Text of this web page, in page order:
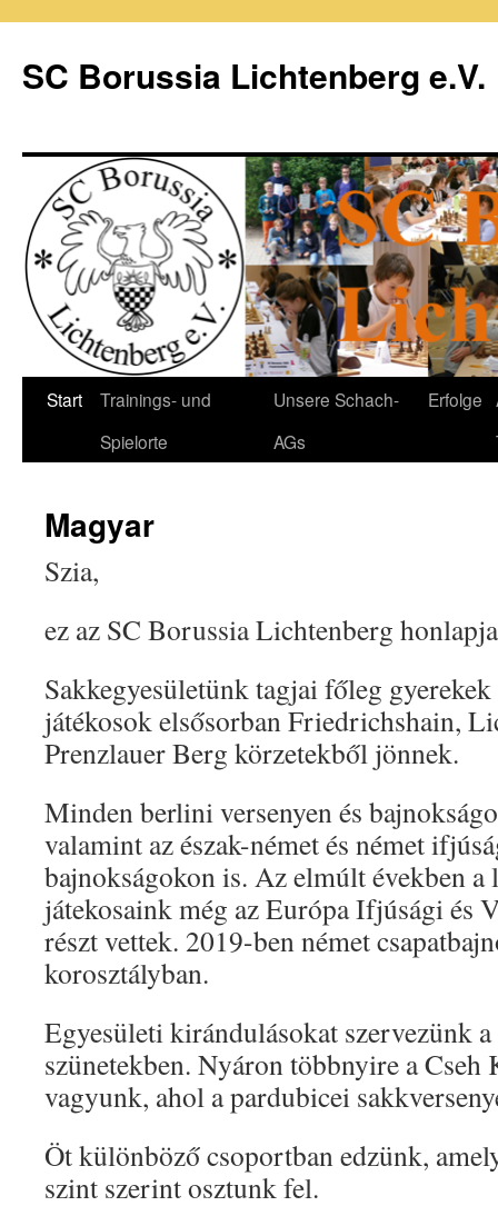
springen
SC Borussia Lichtenberg e.V.
Start
Trainings- und
Spielorte
Unsere Schach-
AGs
Erfolge
Magyar
Szia,
ez az SC Borussia Lichtenberg
Sakkegyesületünk tagjai főleg
játékosok elsősorban Friedrichshain,
Prenzlauer Berg körzetekből jönnek.
Minden berlini versenyen és
valamint az észak-német és német
bajnokságokon is. Az elmúlt években
játekosaink még az Európa Ifjúsági és
részt vettek. 2019-ben német
korosztályban.
Egyesületi kirándulásokat szervezünk
szünetekben. Nyáron többnyire a Cseh
vagyunk, ahol a pardubicei
Öt különböző csoportban edzünk,
szint szerint osztunk fel.